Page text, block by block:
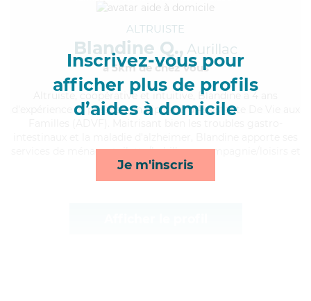
Inscrivez-vous pour
afficher plus de profils
d’aides à domicile
Je m'inscris
ALTRUISTE
Blandine Q., Aurillac
à 5km de chez Vous
, coopérative et intuitive, Blandine a 4 ans
d'expérience et possède un diplôme d'Assistante De Vie aux
services de ménage, toilette/habillage, compagnie/loisirs et
lever/coucher*